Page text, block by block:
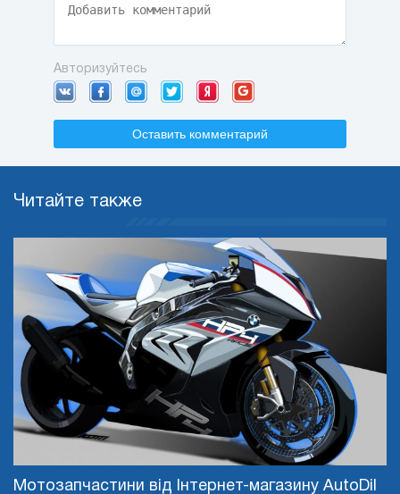
Авторизуйтесь
Оставить комментарий
Читайте также
Мотозапчастини від Інтернет-магазину AutoDil